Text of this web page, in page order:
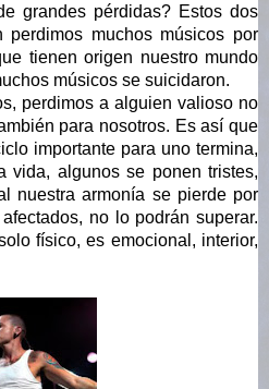
grandes pérdidas? Estos dos
perdimos muchos músicos por
tienen origen nuestro mundo
músicos se suicidaron.
perdimos a alguien valioso no
para nosotros. Es así que
importante para uno termina,
vida, algunos se ponen tristes,
nuestra armonía se pierde por
no lo podrán superar.
físico, es emocional, interior,